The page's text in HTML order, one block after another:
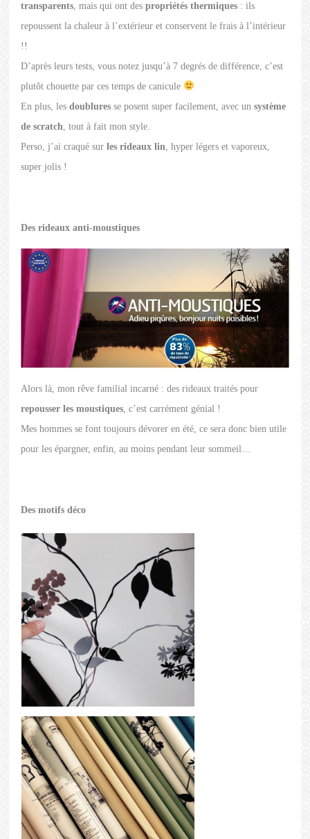
transparents , mais qui ont despropriétés thermiques : ils
repoussent la chaleur à l’extérieur et conservent le frais à l’intérieur
!!
D’après leurs tests, vous notez jusqu’à 7 degrés de différence, c’est
plutôt chouette par ces temps de canicule
En plus, lesdoublures se posent super facilement, avec unsystème
de scratch , tout à fait mon style.
Perso, j’ai craqué surles rideaux lin , hyper légers et vaporeux,
super jolis !
Des rideaux anti-moustiques
Alors là, mon rêve familial incarné : des rideaux traités pour
repousser les moustiques , c’est carrément génial !
Mes hommes se font toujours dévorer en été, ce sera donc bien utile
pour les épargner, enfin, au moins pendant leur sommeil…
Des motifs déco